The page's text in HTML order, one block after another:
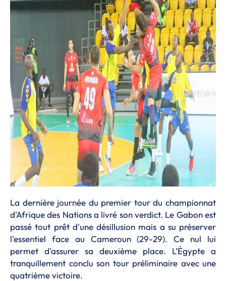
La dernière journée du premier tour du championnat
d'Afrique des Nations a livré son verdict. Le Gabon est
passé tout prêt d'une désillusion mais a su préserver
l'essentiel face au Cameroun (29-29). Ce nul lui
permet d'assurer sa deuxième place. L’Égypte a
tranquillement conclu son tour préliminaire avec une
quatrième victoire.